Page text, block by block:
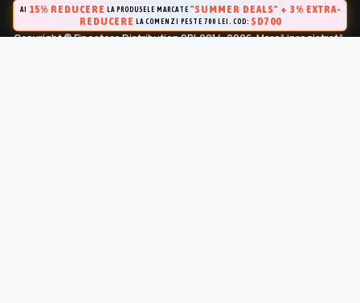
Copyright © Finestore Distribution SRL 2014-2026. Marcă inregistrată.
AI 15% REDUCERE LA PRODUSELE MARCATE "SUMMER DEALS" + 3% EXTRA-
REDUCERE LA COMENZI PESTE 700 LEI. COD: SD700